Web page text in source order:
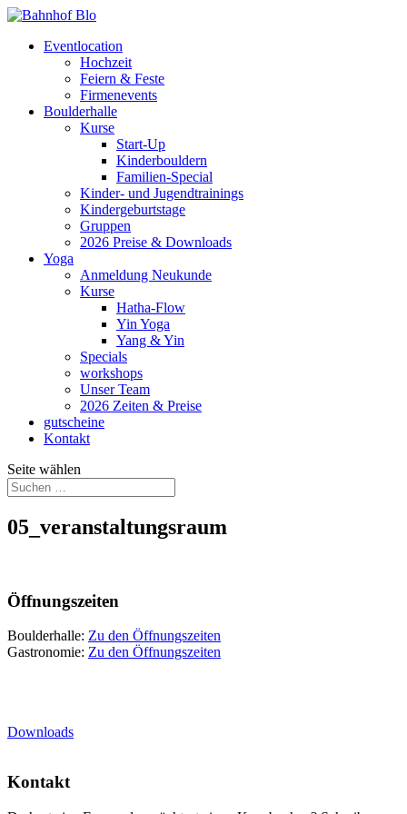
Eventlocation
Hochzeit
Feiern & Feste
Firmenevents
Boulderhalle
Kurse
Start-Up
Kinderbouldern
Familien-Special
Kinder- und Jugendtrainings
Kindergeburtstage
Gruppen
2026 Preise & Downloads
Yoga
Anmeldung Neukunde
Kurse
Hatha-Flow
Yin Yoga
Yang & Yin
Specials
workshops
Unser Team
2026 Zeiten & Preise
gutscheine
Kontakt
Seite wählen
05_veranstaltungsraum
Öffnungszeiten
Boulderhalle: Zu den Öffnungszeiten
Gastronomie: Zu den Öffnungszeiten
Downloads
Kontakt